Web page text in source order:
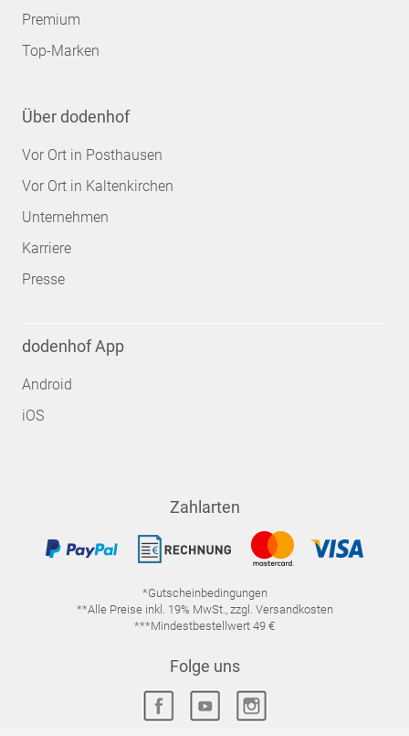
Premium
Top-Marken
Über dodenhof
Vor Ort in Posthausen
Vor Ort in Kaltenkirchen
Unternehmen
Karriere
Presse
dodenhof App
Android
iOS
Zahlarten
*Gutscheinbedingungen
**Alle Preise inkl. 19% MwSt., zzgl. Versandkosten
***Mindestbestellwert 49 €
Folge uns